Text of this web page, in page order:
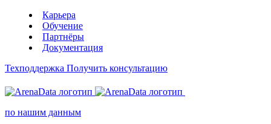
Карьера
Обучение
Партнёры
Документация
Техподдержка Получить консультацию
по нашим данным